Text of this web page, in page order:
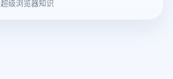
超级浏览器知识